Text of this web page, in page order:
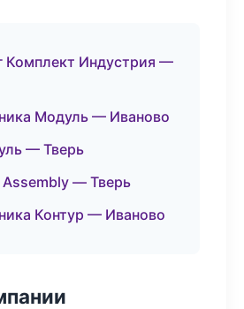
Комплект Индустрия —
Модуль — Иваново
— Тверь
— Тверь
Контур — Иваново